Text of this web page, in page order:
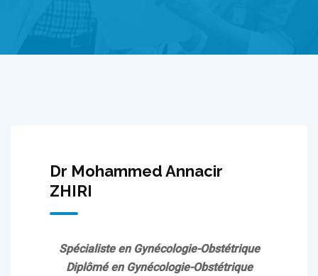
Dr Mohammed Annacir
ZHIRI
Spécialiste en Gynécologie-Obstétrique
Diplômé en Gynécologie-Obstétrique